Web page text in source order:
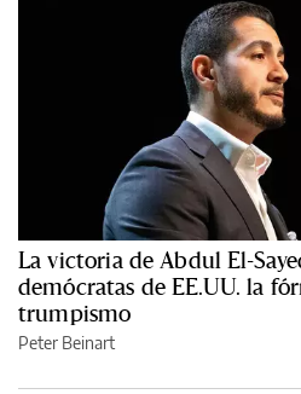
La victoria de Abdul El-
demócratas de EE.UU. la
trumpismo
Peter Beinart